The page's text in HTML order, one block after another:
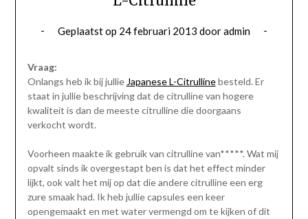
Geplaatst op 24 februari 2013 dooradmin
Vraag:
Onlangs heb ik bij jullie Japanese L-Citrullinebesteld. Er
staat in jullie beschrijving dat de citrulline van hogere
kwaliteit is dan de meeste citrulline die doorgaans
verkocht wordt.
Voorheen maakte ik gebruik van citrulline van*****. Wat mij
opvalt sinds ik overgestapt ben is dat het effect minder
lijkt, ook valt het mij op dat die andere citrulline een erg
zure smaak had. Ik heb jullie capsules een keer
opengemaakt en met water vermengd om te kijken of dit